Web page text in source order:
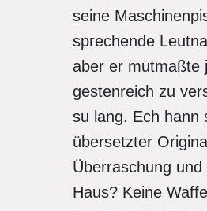
seine
sprechende
aber er mutmaßte
gestenreich zu
su lang. Ech hann
übersetzter
Überraschung
Haus? Keine